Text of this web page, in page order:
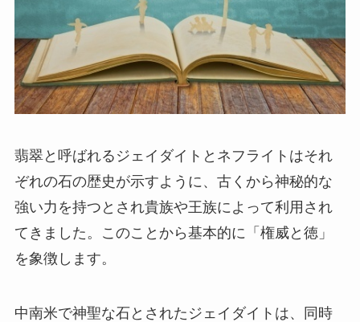
翡翠と呼ばれるジェイダイトとネフライトはそれ
ぞれの石の歴史が示すように、古くから神秘的な
強い力を持つとされ貴族や王族によって利用され
てきました。このことから基本的に「権威と徳」
を象徴します。
中南米で神聖な石とされたジェイダイトは、同時